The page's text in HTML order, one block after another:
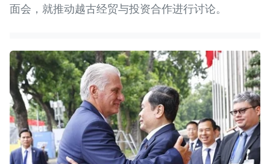
面会，就推动越古经贸与投资合作进行讨论。